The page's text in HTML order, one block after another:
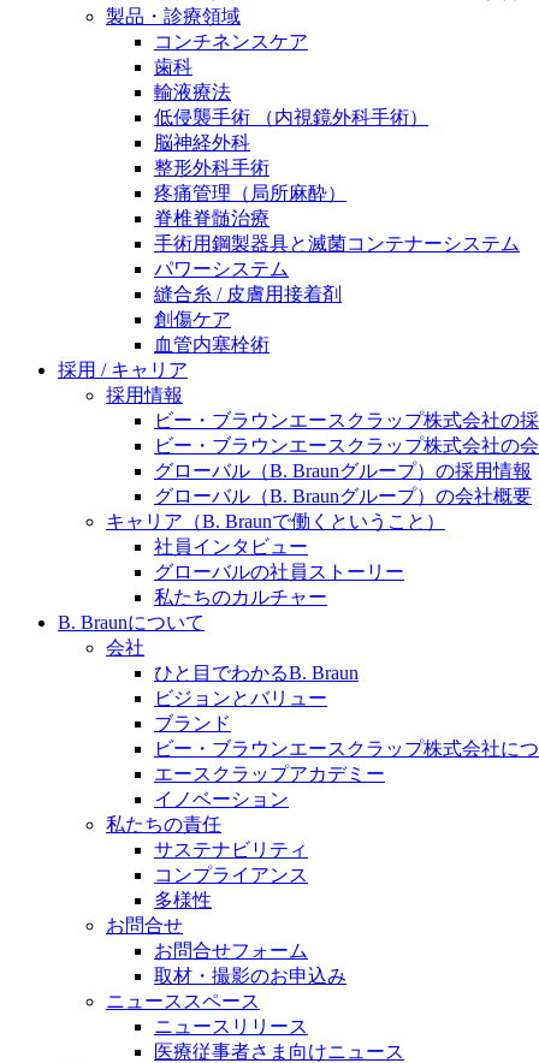
製品ポートフォリオ​
こちらの製品ポートフォリオからも、製品をお探しい
膝関節の構造とその疾患
身体の中で最も大きい関節である膝関節。日常の生活
採用情報
ビー・ブラウンエースクラッﾌﾟで新たな可能性を見つ
ニューススペース
エースクラップアカデミー
製品・診療領域
コンチネンスケア
歯科
輸液療法
低侵襲手術 （内視鏡外科手術）
脳神経外科
整形外科手術
疼痛管理（局所麻酔）
脊椎脊髄治療
手術用鋼製器具と滅菌コンテナーシステム
パワーシステム
縫合糸 / 皮膚用接着剤
創傷ケア
血管内塞栓術
採用 / キャリア
採用情報
ビー・ブラウンエースクラップ株式会社の
ビー・ブラウンエースクラップ株式会社の
グローバル（B. Braunグループ）の採用情報
グローバル（B. Braunグループ）の会社概要
キャリア（B. Braunで働くということ）
社員インタビュー
グローバルの社員ストーリー
私たちのカルチャー
B. Braunについて
会社
ひと目でわかるB. Braun
ビジョンとバリュー
ブランド
ビー・ブラウンエースクラップ株式会社に
エースクラップアカデミー
イノベーション
私たちの責任
サステナビリティ
コンプライアンス
多様性
お問合せ
お問合せフォーム
取材・撮影のお申込み
ニューススペース
ニュースリリース
医療従事者さま向けニュース